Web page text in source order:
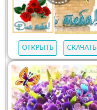
ОТКРЫТЬ СКАЧАТЬ